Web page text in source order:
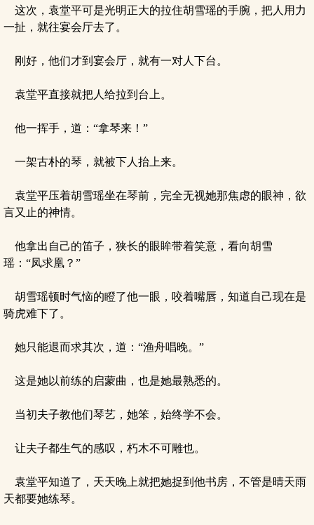
这次，袁堂平可是光明正大的拉住胡雪瑶的手腕，把人用力
一扯，就往宴会厅去了。
刚好，他们才到宴会厅，就有一对人下台。
袁堂平直接就把人给拉到台上。
他一挥手，道：“拿琴来！”
一架古朴的琴，就被下人抬上来。
袁堂平压着胡雪瑶坐在琴前，完全无视她那焦虑的眼神，欲
言又止的神情。
他拿出自己的笛子，狭长的眼眸带着笑意，看向胡雪
瑶：“凤求凰？”
胡雪瑶顿时气恼的瞪了他一眼，咬着嘴唇，知道自己现在是
骑虎难下了。
她只能退而求其次，道：“渔舟唱晚。”
这是她以前练的启蒙曲，也是她最熟悉的。
当初夫子教他们琴艺，她笨，始终学不会。
让夫子都生气的感叹，朽木不可雕也。
袁堂平知道了，天天晚上就把她捉到他书房，不管是晴天雨
天都要她练琴。